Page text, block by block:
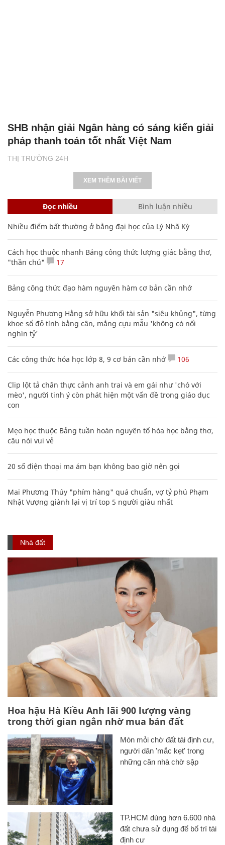
THỊ TRƯỜNG 24H
SHB nhận giải Ngân hàng có sáng kiến giải
pháp thanh toán tốt nhất Việt Nam
XEM THÊM BÀI VIẾT
Đọc nhiều Bình luận nhiều
Nhiều điểm bất thường ở bằng đại học của Lý Nhã Kỳ
Cách học thuộc nhanh Bảng công thức lượng giác bằng thơ,
"thần chú"
17
Bảng công thức đạo hàm nguyên hàm cơ bản cần nhớ
Nguyễn Phương Hằng sở hữu khối tài sản "siêu khủng", từng
khoe sổ đỏ tính bằng cân, mắng cựu mẫu 'không có nổi
nghìn tỷ'
Các công thức hóa học lớp 8, 9 cơ bản cần nhớ 106
Clip lột tả chân thực cảnh anh trai và em gái như 'chó với
mèo', người tinh ý còn phát hiện một vấn đề trong giáo dục
con
Mẹo học thuộc Bảng tuần hoàn nguyên tố hóa học bằng thơ,
câu nói vui vẻ
20 số điện thoại ma ám bạn không bao giờ nên gọi
Mai Phương Thúy "phím hàng" quá chuẩn, vợ tỷ phú Phạm
Nhật Vượng giành lại vị trí top 5 người giàu nhất
Nhà đất
Hoa hậu Hà Kiều Anh lãi 900 lượng vàng
trong thời gian ngắn nhờ mua bán đất
Mòn mỏi chờ đất tái định cư,
người dân 'mắc kẹt' trong
những căn nhà chờ sập
TP.HCM dùng hơn 6.600 nhà
đất chưa sử dụng để bố trí tái
định cư